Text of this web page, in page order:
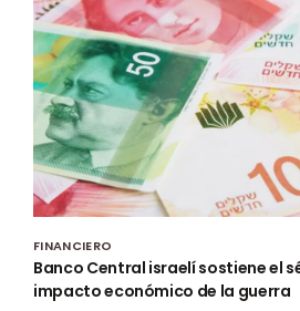
FINANCIERO
Banco Central israelí sostiene el
impacto económico de la guerra